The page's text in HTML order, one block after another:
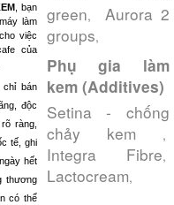
, bạn
làm
cho việc
của
bán
độc
ràng,
tế, ghi
hết
thương
có thể
green, Aurora 2
groups,
Phụ gia làm
kem (Additives)
Setina - chống
chảy kem
,
Integra Fibre,
Lactocream,